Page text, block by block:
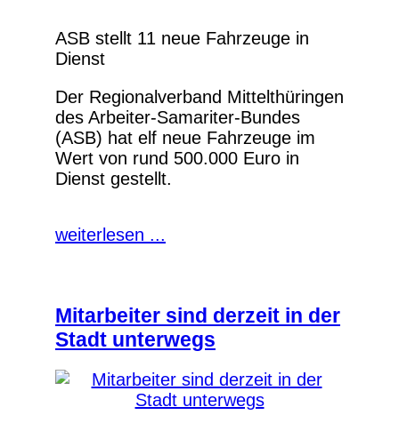
ASB stellt 11 neue Fahrzeuge in
Dienst
Der Regionalverband Mittelthüringen
des Arbeiter-Samariter-Bundes
(ASB) hat elf neue Fahrzeuge im
Wert von rund 500.000 Euro in
Dienst gestellt.
weiterlesen ...
Mitarbeiter sind derzeit in der
Stadt unterwegs